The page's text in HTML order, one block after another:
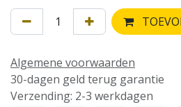
Algemene voorwaarden
30-dagen geld terug garantie
Verzending: 2-3 werkdagen